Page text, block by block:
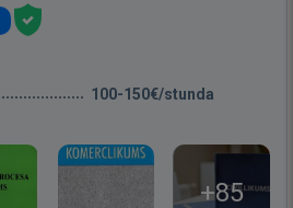
100-150€/stunda
+85